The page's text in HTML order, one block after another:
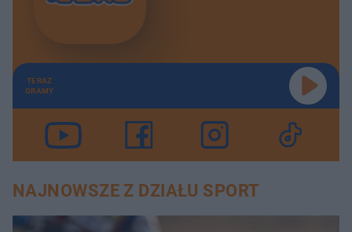
TERAZ
GRAMY
NAJNOWSZE Z DZIAŁU SPORT